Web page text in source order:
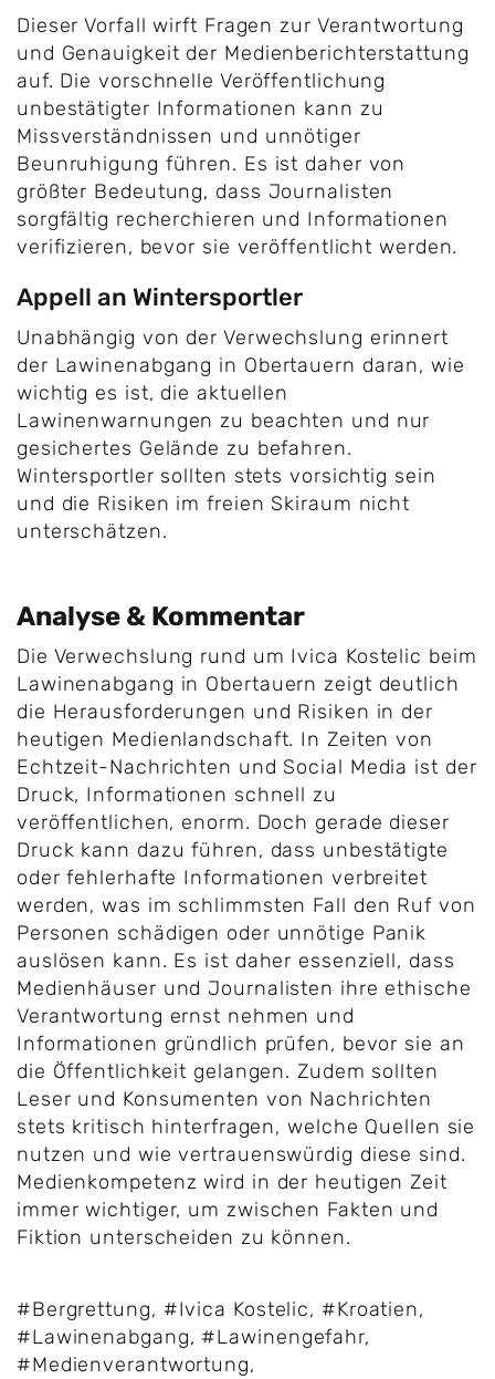
Dieser Vorfall wirft Fragen zur Verantwortung
und Genauigkeit der Medienberichterstattung
auf. Die vorschnelle Veröffentlichung
unbestätigter Informationen kann zu
Missverständnissen und unnötiger
Beunruhigung führen. Es ist daher von
größter Bedeutung, dass Journalisten
sorgfältig recherchieren und Informationen
verifizieren, bevor sie veröffentlicht werden.
Appell an Wintersportler
Unabhängig von der Verwechslung erinnert
der Lawinenabgang in Obertauern daran, wie
wichtig es ist, die aktuellen
Lawinenwarnungen zu beachten und nur
gesichertes Gelände zu befahren.
Wintersportler sollten stets vorsichtig sein
und die Risiken im freien Skiraum nicht
unterschätzen.
Analyse & Kommentar
Die Verwechslung rund um Ivica Kostelic beim
Lawinenabgang in Obertauern zeigt deutlich
die Herausforderungen und Risiken in der
heutigen Medienlandschaft. In Zeiten von
Echtzeit-Nachrichten und Social Media ist der
Druck, Informationen schnell zu
veröffentlichen, enorm. Doch gerade dieser
Druck kann dazu führen, dass unbestätigte
oder fehlerhafte Informationen verbreitet
werden, was im schlimmsten Fall den Ruf von
Personen schädigen oder unnötige Panik
auslösen kann. Es ist daher essenziell, dass
Medienhäuser und Journalisten ihre ethische
Verantwortung ernst nehmen und
Informationen gründlich prüfen, bevor sie an
die Öffentlichkeit gelangen. Zudem sollten
Leser und Konsumenten von Nachrichten
stets kritisch hinterfragen, welche Quellen sie
nutzen und wie vertrauenswürdig diese sind.
Medienkompetenz wird in der heutigen Zeit
immer wichtiger, um zwischen Fakten und
Fiktion unterscheiden zu können.
#Bergrettung, #Ivica Kostelic, #Kroatien,
#Lawinenabgang, #Lawinengefahr,
#Medienverantwortung,